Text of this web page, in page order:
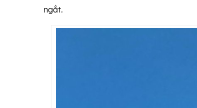
ngắt.